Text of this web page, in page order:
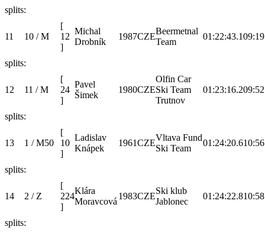
splits:
11 10 / M
[
12
]
Michal
Drobník
1987CZE
Beermetnal
Team
01:22:43.1
splits:
12 11 / M
[
24
]
Pavel
Šimek
1980CZE
Olfin Car
Ski Team
Trutnov
01:23:16.2
splits:
13 1 / M50
[
10
]
Ladislav
Knápek
1961CZE
Vltava Fund
Ski Team
01:24:20.6
splits:
14 2 / Z
[
224
]
Klára
Moravcová
1983CZE
Ski klub
Jablonec
01:24:22.8
splits: